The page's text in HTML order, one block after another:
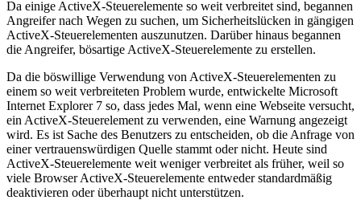
Da einige ActiveX-Steuerelemente so weit verbreitet sind, begannen
Angreifer nach Wegen zu suchen, um Sicherheitslücken in gängigen
ActiveX-Steuerelementen auszunutzen. Darüber hinaus begannen
die Angreifer, bösartige ActiveX-Steuerelemente zu erstellen.
Da die böswillige Verwendung von ActiveX-Steuerelementen zu
einem so weit verbreiteten Problem wurde, entwickelte Microsoft
Internet Explorer 7 so, dass jedes Mal, wenn eine Webseite versucht,
ein ActiveX-Steuerelement zu verwenden, eine Warnung angezeigt
wird. Es ist Sache des Benutzers zu entscheiden, ob die Anfrage von
einer vertrauenswürdigen Quelle stammt oder nicht. Heute sind
ActiveX-Steuerelemente weit weniger verbreitet als früher, weil so
viele Browser ActiveX-Steuerelemente entweder standardmäßig
deaktivieren oder überhaupt nicht unterstützen.